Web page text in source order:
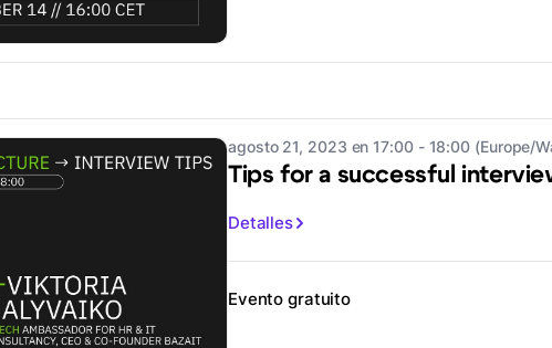
agosto 21, 2023 en 17:00 - 18:00 (Europe/
Tips for a successful
Detalles
Evento gratuito